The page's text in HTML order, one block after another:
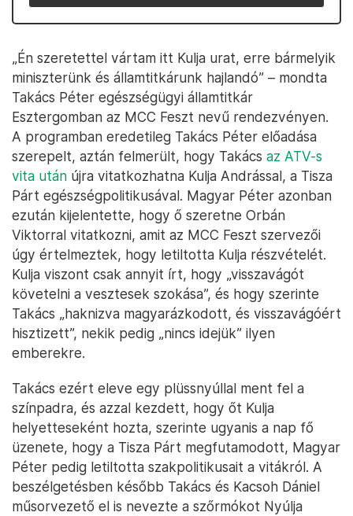
„Én szeretettel vártam itt Kulja urat, erre bármelyik
miniszterünk és államtitkárunk hajlandó” – mondta
Takács Péter egészségügyi államtitkár
Esztergomban az MCC Feszt nevű rendezvényen.
A programban eredetileg Takács Péter előadása
szerepelt, aztán felmerült, hogy Takács az ATV-s
vita után újra vitatkozhatna Kulja Andrással, a Tisza
Párt egészségpolitikusával. Magyar Péter azonban
ezután kijelentette, hogy ő szeretne Orbán
Viktorral vitatkozni, amit az MCC Feszt szervezői
úgy értelmeztek, hogy letiltotta Kulja részvételét.
Kulja viszont csak annyit írt, hogy „visszavágót
követelni a vesztesek szokása”, és hogy szerinte
Takács „haknizva magyarázkodott, és visszavágóért
hisztizett”, nekik pedig „nincs idejük” ilyen
emberekre.
Takács ezért eleve egy plüssnyúllal ment fel a
színpadra, és azzal kezdett, hogy őt Kulja
helyetteseként hozta, szerinte ugyanis a nap fő
üzenete, hogy a Tisza Párt megfutamodott, Magyar
Péter pedig letiltotta szakpolitikusait a vitákról. A
beszélgetésben később Takács és Kacsoh Dániel
műsorvezető el is nevezte a szőrmókot Nyúlja